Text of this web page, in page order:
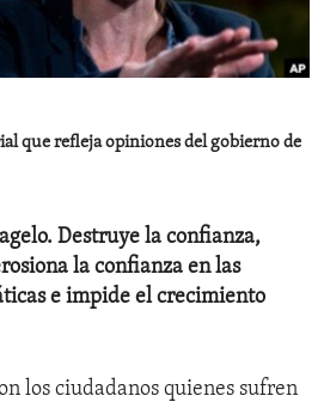
que refleja opiniones del gobierno de
Destruye la confianza,
la confianza en las
e impide el crecimiento
los ciudadanos quienes sufren